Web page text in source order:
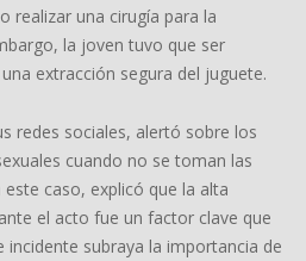
realizar una cirugía para la
la joven tuvo que ser
extracción segura del juguete.
redes sociales, alertó sobre los
cuando no se toman las
este caso, explicó que la alta
el acto fue un factor clave que
incidente subraya la importancia de